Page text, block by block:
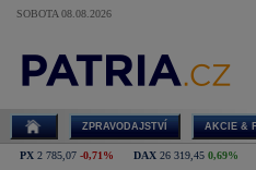
SOBOTA 08.08.2026
ZPRAVODAJSTVÍ AKCIE &
PX 2 785,07 -0,71% DAX 26 319,45 0,69%